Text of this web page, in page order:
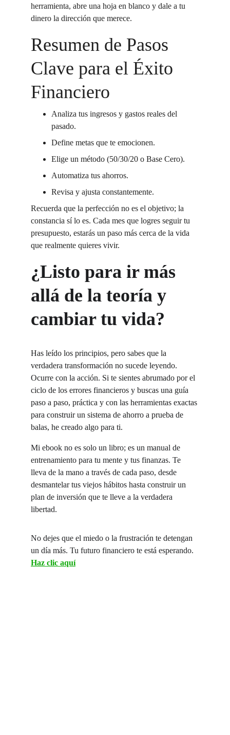
herramienta, abre una hoja en blanco y dale a tu
dinero la dirección que merece.
Resumen de Pasos
Clave para el Éxito
Financiero
Analiza tus ingresos y gastos reales del
pasado.
Define metas que te emocionen.
Elige un método (50/30/20 o Base Cero).
Automatiza tus ahorros.
Revisa y ajusta constantemente.
Recuerda que la perfección no es el objetivo; la
constancia sí lo es. Cada mes que logres seguir tu
presupuesto, estarás un paso más cerca de la vida
que realmente quieres vivir.
¿Listo para ir más
allá de la teoría y
cambiar tu vida?
Has leído los principios, pero sabes que la
verdadera transformación no sucede leyendo.
Ocurre con la acción. Si te sientes abrumado por el
ciclo de los errores financieros y buscas una guía
paso a paso, práctica y con las herramientas exactas
para construir un sistema de ahorro a prueba de
balas, he creado algo para ti.
Mi ebook no es solo un libro; es un manual de
entrenamiento para tu mente y tus finanzas. Te
lleva de la mano a través de cada paso, desde
desmantelar tus viejos hábitos hasta construir un
plan de inversión que te lleve a la verdadera
libertad.
No dejes que el miedo o la frustración te detengan
un día más. Tu futuro financiero te está esperando.
Haz clic aquí